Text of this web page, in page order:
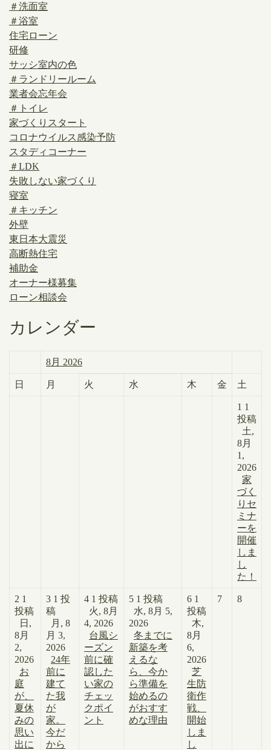
＃洗面室
＃浴室
住宅ローン
研修
サッシ室内の色
＃ランドリールーム
業者会忘年会
＃トイレ
家づくりスタート
コロナウイルス感染予防
スタディコーナー
＃LDK
失敗しない家づくり
寝室
＃キッチン
外壁
東日本大震災
高断熱住宅
補助金
オーナー様募集
ローン相談会
カレンダー
8月 2026
日 月 火 水 木 金 土
1 1
投稿
土,
8月
1,
2026
家
づく
りセ
ミナ
ーを
開催
しま
し
た！
2 1
投稿
日,
8月
2,
2026
お
庭
が、
夏休
みの
思い
出に
3 1 投
稿
月, 8
月 3,
2026
24年
前に
建て
た我
が
家。
今だ
から
4 1 投稿
火, 8月
4, 2026
台風シ
ーズン
前に確
認した
い家の
チェッ
クポイ
ント
5 1 投稿
水, 8月 5,
2026
冬までに
新築を考
えるな
ら、今か
ら準備を
始めるの
がおすす
めな理由
6 1
投稿
木,
8月
6,
2026
芝
生防
衛作
戦、
開始
しま
し
7 8